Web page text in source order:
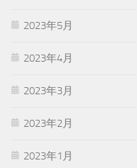
2023年5月
2023年4月
2023年3月
2023年2月
2023年1月